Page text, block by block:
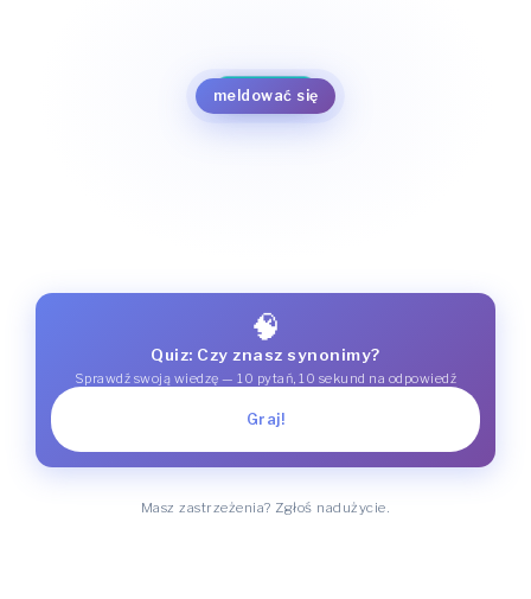
meldować się
przybywać
stawać
stawiać się
występować
zgłaszać się
🧠
Quiz: Czy znasz synonimy?
Sprawdź swoją wiedzę — 10 pytań, 10 sekund na odpowiedź
Graj!
Masz zastrzeżenia? Zgłoś nadużycie.